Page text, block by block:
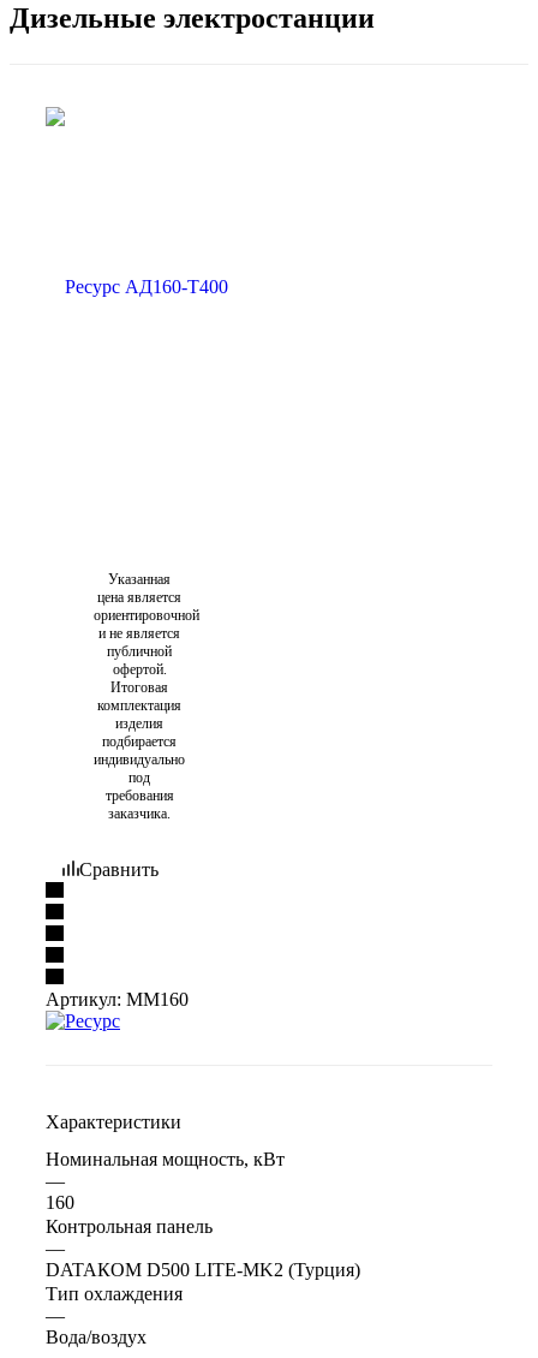
Дизельные электростанции
Указанная
цена является
ориентировочной
и не является
публичной
офертой.
Итоговая
комплектация
изделия
подбирается
индивидуально
под
требования
заказчика.
Сравнить
Артикул: ММ160
Характеристики
Номинальная мощность, кВт
—
160
Контрольная панель
—
DATAКOM D500 LITE-MK2 (Турция)
Тип охлаждения
—
Вода/воздух